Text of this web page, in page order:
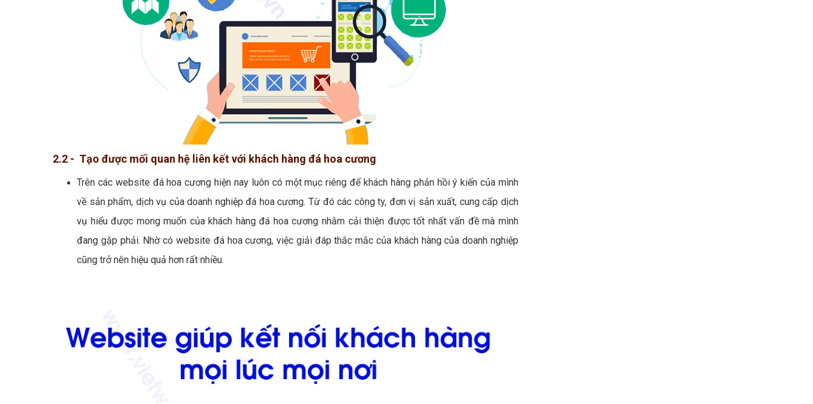
2.2 - Tạo được mối quan hệ liên kết với khách hàng đá hoa cương
Trên các website đá hoa cương hiện nay luôn có một mục riêng để khách hàng phản hồi ý kiến của mình
về sản phẩm, dịch vụ của doanh nghiệp đá hoa cương. Từ đó các công ty, đơn vị sản xuất, cung cấp dịch
vụ hiểu được mong muốn của khách hàng đá hoa cương nhằm cải thiện được tốt nhất vấn đề mà mình
đang gặp phải. Nhờ có website đá hoa cương, việc giải đáp thắc mắc của khách hàng của doanh nghiệp
cũng trở nên hiệu quả hơn rất nhiều.